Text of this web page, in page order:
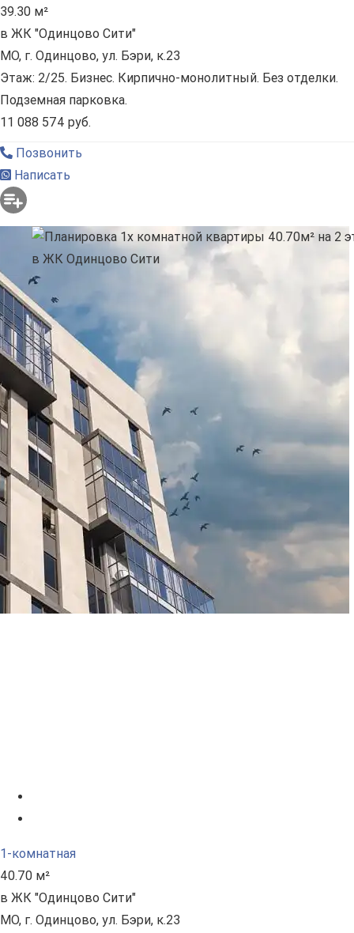
39.30 м²
в ЖК "Одинцово Сити"
МО, г. Одинцово, ул. Бэри, к.23
Этаж: 2/25. Бизнес. Кирпично-монолитный. Без отделки.
Подземная парковка.
11 088 574 руб.
Позвонить
Написать
1-комнатная
40.70 м²
в ЖК "Одинцово Сити"
МО, г. Одинцово, ул. Бэри, к.23